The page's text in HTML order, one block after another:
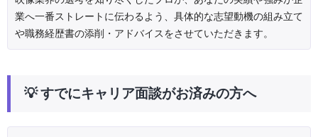
業へ一番ストレートに伝わるよう、具体的な志望動機の組み立て
や職務経歴書の添削・アドバイスをさせていただきます。
💡 すでにキャリア面談がお済みの方へ